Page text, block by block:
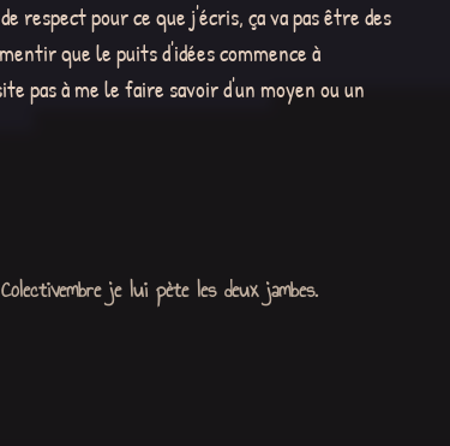
respect pour ce que j'écris, ça va pas être des
que le puits d'idées commence à
pas à me le faire savoir d'un moyen ou un
je lui pète les deux jambes.